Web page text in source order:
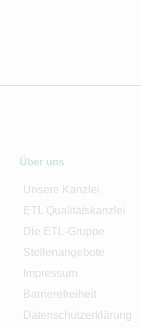
Über uns
Unsere Kanzlei
ETL Qualitätskanzlei
Die ETL-Gruppe
Stellenangebote
Impressum
Barrierefreiheit
Datenschutzerklärung